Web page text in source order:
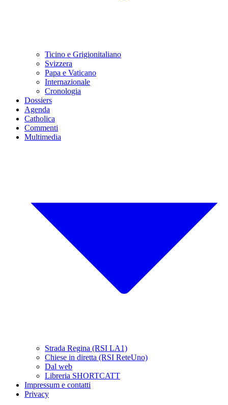
Ticino e Grigionitaliano
Svizzera
Papa e Vaticano
Internazionale
Cronologia
Dossiers
Agenda
Catholica
Commenti
Multimedia
Strada Regina (RSI LA1)
Chiese in diretta (RSI ReteUno)
Dal web
Libreria SHORTCATT
Impressum e contatti
Privacy